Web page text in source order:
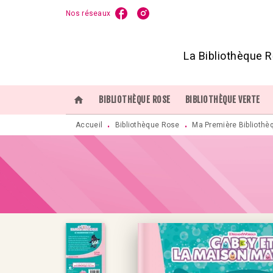
RECHERCHE
Nos réseaux
La Bibliothèque
home BIBLIOTHÈQUE ROSE BIBLIOTHÈQUE VERTE
Accueil • Bibliothèque Rose • Ma Première